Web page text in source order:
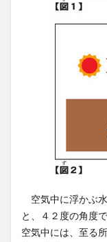
空気中に浮かぶ
と、４２度の角度
空気中には、至る